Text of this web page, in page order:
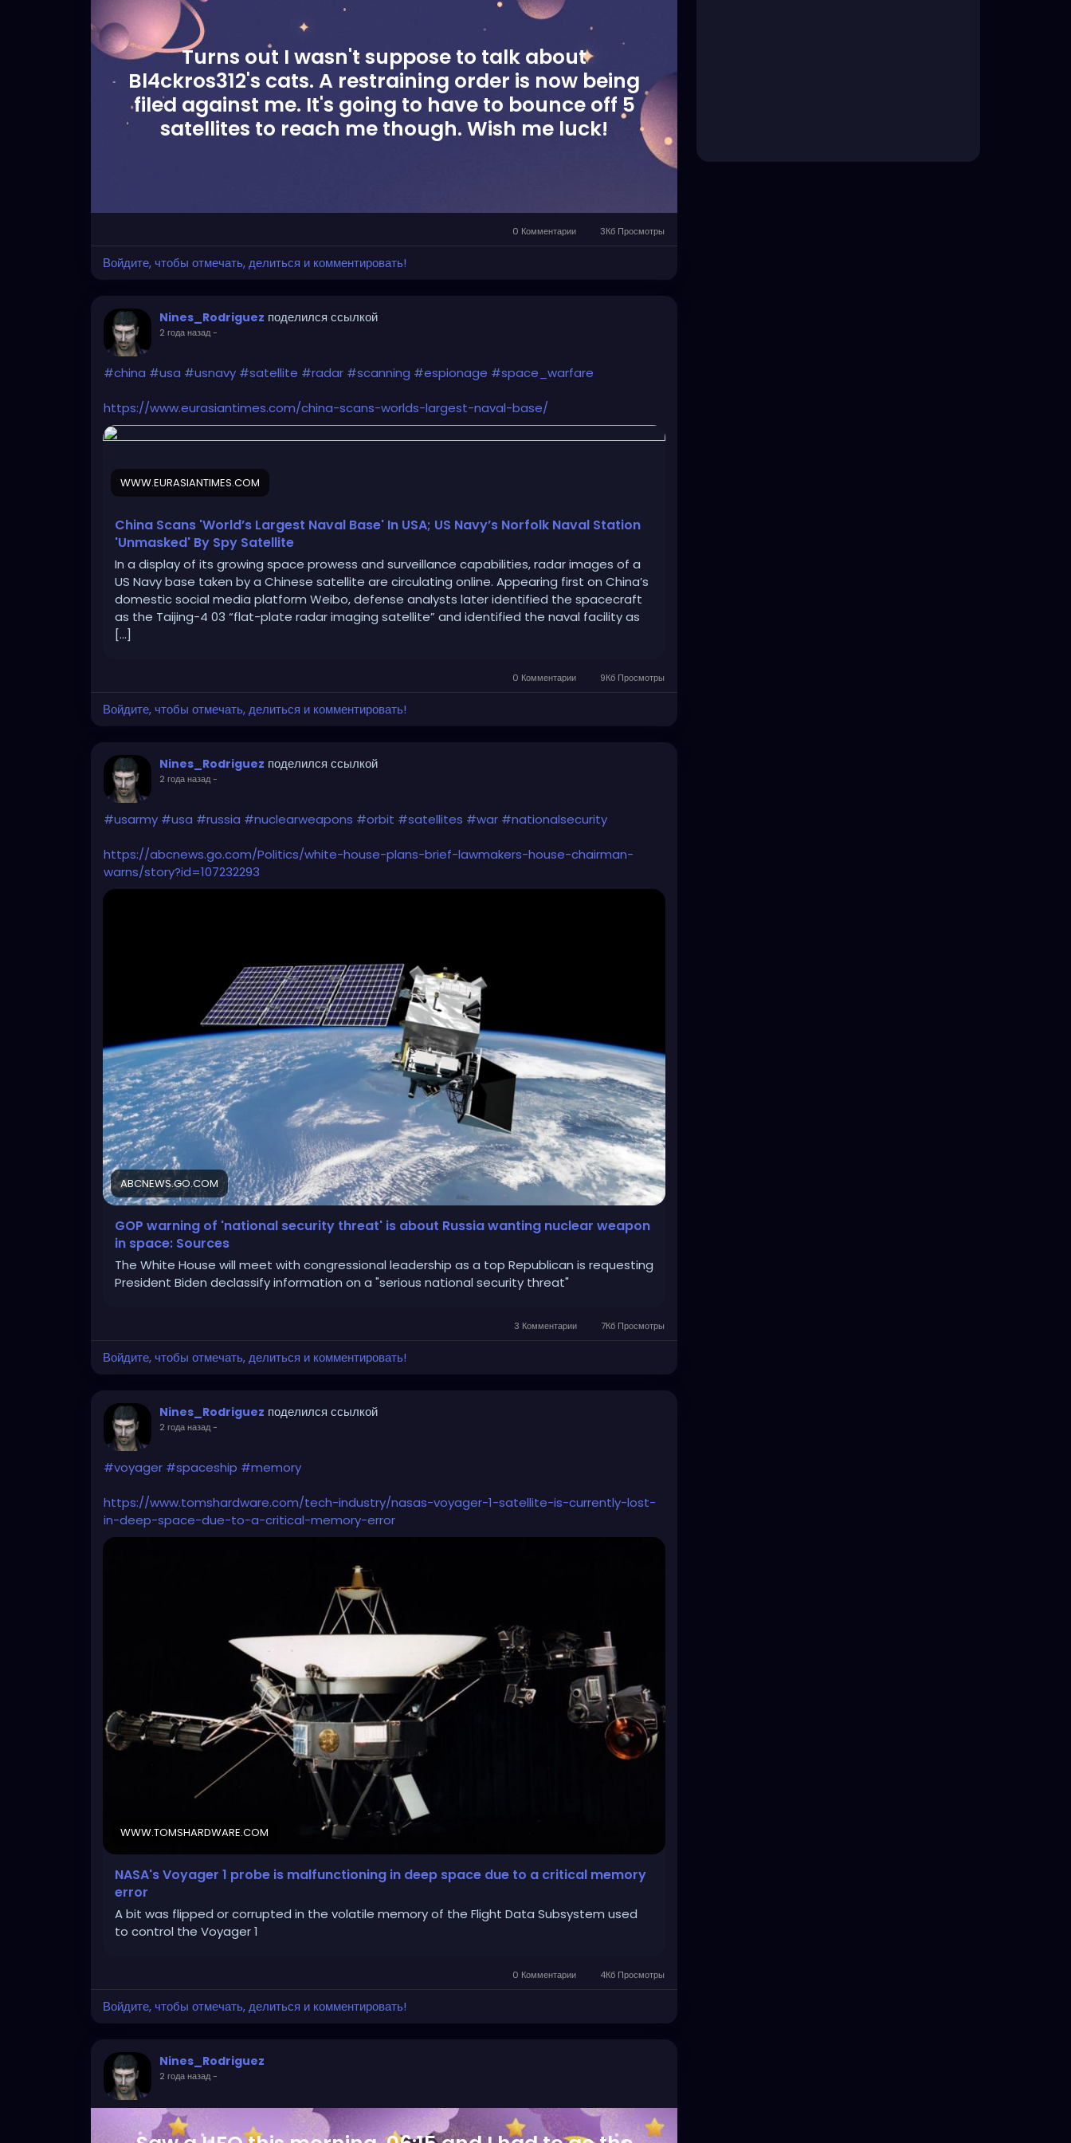
Turns out I wasn't suppose to talk about
Bl4ckros312's cats. A restraining order is now being
filed against me. It's going to have to bounce off 5
satellites to reach me though. Wish me luck!
0 Комментарии 3Кб Просмотры
Войдите, чтобы отмечать, делиться и комментировать!
Nines_Rodriguez поделился ссылкой
2 года назад-
#china #usa #usnavy #satellite #radar #scanning #espionage #space_warfare
https://www.eurasiantimes.com/china-scans-worlds-largest-naval-base/
WWW.EURASIANTIMES.COM
China Scans 'World’s Largest Naval Base' In USA; US Navy’s Norfolk Naval Station
'Unmasked' By Spy Satellite
In a display of its growing space prowess and surveillance capabilities, radar images of a
US Navy base taken by a Chinese satellite are circulating online. Appearing first on China’s
domestic social media platform Weibo, defense analysts later identified the spacecraft
as the Taijing-4 03 “flat-plate radar imaging satellite” and identified the naval facility as
[…]
0 Комментарии 9Кб Просмотры
Войдите, чтобы отмечать, делиться и комментировать!
Nines_Rodriguez поделился ссылкой
2 года назад-
#usarmy #usa #russia #nuclearweapons #orbit #satellites #war #nationalsecurity
https://abcnews.go.com/Politics/white-house-plans-brief-lawmakers-house-chairman-
warns/story?id=107232293
ABCNEWS.GO.COM
GOP warning of 'national security threat' is about Russia wanting nuclear weapon
in space: Sources
The White House will meet with congressional leadership as a top Republican is requesting
President Biden declassify information on a "serious national security threat"
3 Комментарии 7Кб Просмотры
Войдите, чтобы отмечать, делиться и комментировать!
Nines_Rodriguez поделился ссылкой
2 года назад-
#voyager #spaceship #memory
https://www.tomshardware.com/tech-industry/nasas-voyager-1-satellite-is-currently-lost-
in-deep-space-due-to-a-critical-memory-error
WWW.TOMSHARDWARE.COM
NASA's Voyager 1 probe is malfunctioning in deep space due to a critical memory
error
A bit was flipped or corrupted in the volatile memory of the Flight Data Subsystem used
to control the Voyager 1
0 Комментарии 4Кб Просмотры
Войдите, чтобы отмечать, делиться и комментировать!
Nines_Rodriguez
2 года назад-